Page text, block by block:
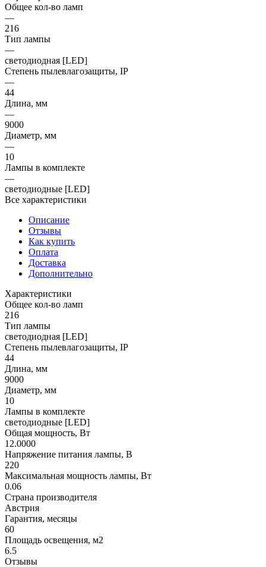
Общее кол-во ламп
—
216
Тип лампы
—
светодиодная [LED]
Степень пылевлагозащиты, IP
—
44
Длина, мм
—
9000
Диаметр, мм
—
10
Лампы в комплекте
—
светодиодные [LED]
Все характеристики
Описание
Отзывы
Как купить
Оплата
Доставка
Дополнительно
Характеристики
Общее кол-во ламп
216
Тип лампы
светодиодная [LED]
Степень пылевлагозащиты, IP
44
Длина, мм
9000
Диаметр, мм
10
Лампы в комплекте
светодиодные [LED]
Общая мощность, Вт
12.0000
Напряжение питания лампы, В
220
Максимальная мощность лампы, Вт
0.06
Страна производителя
Австрия
Гарантия, месяцы
60
Площадь освещения, м2
6.5
Отзывы